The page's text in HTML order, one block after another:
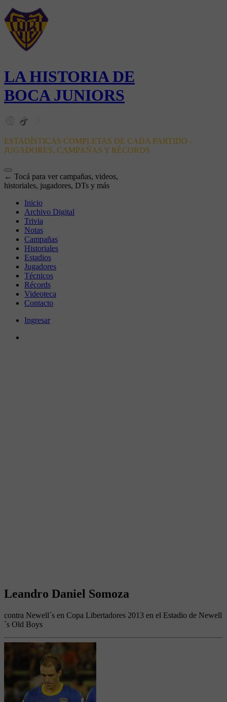
LA HISTORIA DE
BOCA JUNIORS
ESTADÍSTICAS COMPLETAS DE CADA PARTIDO -
JUGADORES, CAMPAÑAS Y RÉCORDS
← Tocá para ver campañas, videos,
historiales, jugadores, DTs y más
Inicio
Archivo Digital
Trivia
Notas
Campañas
Historiales
Estadios
Jugadores
Técnicos
Récords
Videoteca
Contacto
Ingresar
Leandro Daniel Somoza
contra Newell´s en Copa Libertadores 2013 en el Estadio de Newell
´s Old Boys